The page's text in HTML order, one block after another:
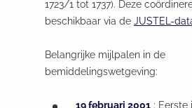
1723/1 tot 1737). Deze
beschikbaar via de JUSTEL-
Belangrijke mijlpalen in de
bemiddelingswetgeving:
19 februari 2001(: Eerste